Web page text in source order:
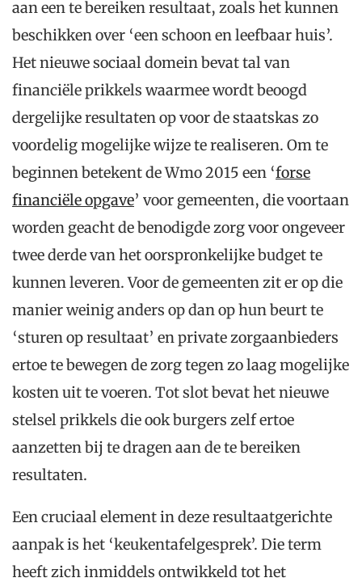
aan een te bereiken resultaat, zoals het kunnen
beschikken over ‘een schoon en leefbaar huis’.
Het nieuwe sociaal domein bevat tal van
financiële prikkels waarmee wordt beoogd
dergelijke resultaten op voor de staatskas zo
voordelig mogelijke wijze te realiseren. Om te
beginnen betekent de Wmo 2015 een ‘forse
financiële opgave’ voor gemeenten, die voortaan
worden geacht de benodigde zorg voor ongeveer
twee derde van het oorspronkelijke budget te
kunnen leveren. Voor de gemeenten zit er op die
manier weinig anders op dan op hun beurt te
‘sturen op resultaat’ en private zorgaanbieders
ertoe te bewegen de zorg tegen zo laag mogelijke
kosten uit te voeren. Tot slot bevat het nieuwe
stelsel prikkels die ook burgers zelf ertoe
aanzetten bij te dragen aan de te bereiken
resultaten.
Een cruciaal element in deze resultaatgerichte
aanpak is het ‘keukentafelgesprek’. Die term
heeft zich inmiddels ontwikkeld tot het